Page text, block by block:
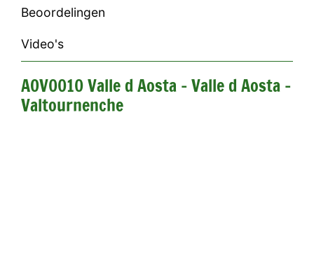
Beoordelingen
Video's
AOV0010 Valle d Aosta - Valle d Aosta -
Valtournenche